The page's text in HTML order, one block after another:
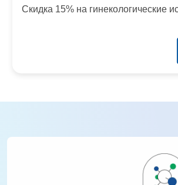
Скидка 15% на гинекологические